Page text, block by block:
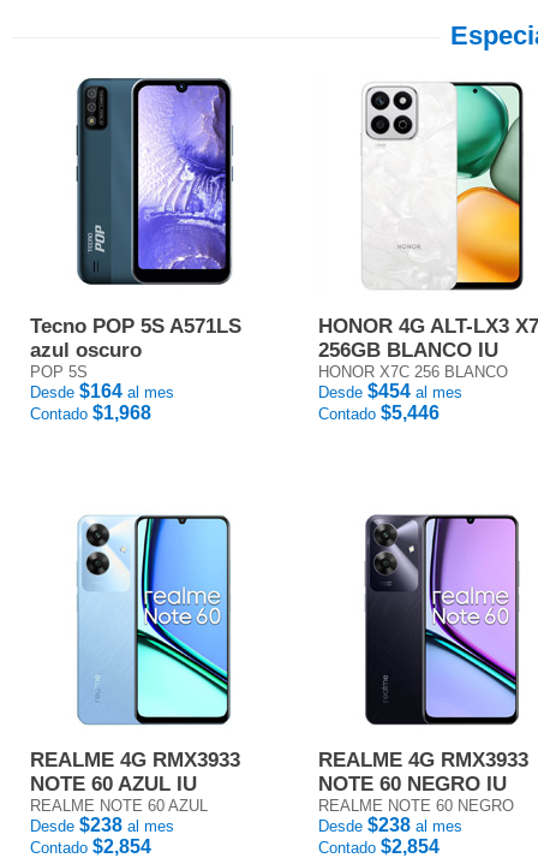
Tecno POP 5S A571LS
azul oscuro
POP 5S
Desde $164 al mes
Contado $1,968
HONOR 4G ALT-LX3
256GB BLANCO IU
HONOR X7C 256 BLANCO
Desde $454 al mes
Contado $5,446
REALME 4G RMX3933
NOTE 60 AZUL IU
REALME NOTE 60 AZUL
Desde $238 al mes
Contado $2,854
REALME 4G RMX3933
NOTE 60 NEGRO IU
REALME NOTE 60 NEGRO
Desde $238 al mes
Contado $2,854